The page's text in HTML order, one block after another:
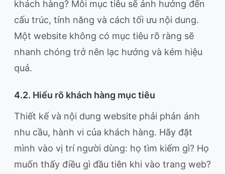
khách hàng? Mỗi mục tiêu sẽ ảnh hưởng đến
cấu trúc, tính năng và cách tối ưu nội dung.
Một website không có mục tiêu rõ ràng sẽ
nhanh chóng trở nên lạc hướng và kém hiệu
quả.
4.2. Hiểu rõ khách hàng mục tiêu
Thiết kế và nội dung website phải phản ánh
nhu cầu, hành vi của khách hàng. Hãy đặt
mình vào vị trí người dùng: họ tìm kiếm gì? Họ
muốn thấy điều gì đầu tiên khi vào trang web?